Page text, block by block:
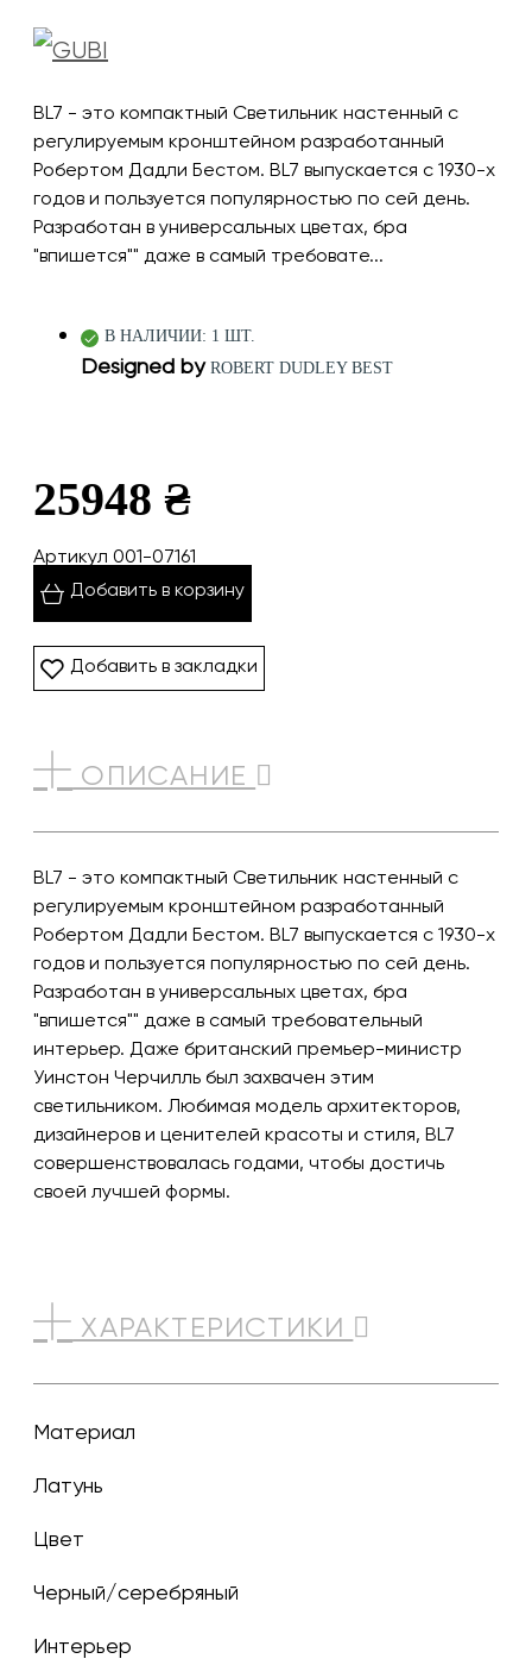
BL7 - это компактный Светильник настенный с
регулируемым кронштейном разработанный
Робертом Дадли Бестом. BL7 выпускается с 1930-х
годов и пользуется популярностью по сей день.
Разработан в универсальных цветах, бра
"впишется"" даже в самый требовате...
В НАЛИЧИИ: 1 ШТ.
Designed by ROBERT DUDLEY BEST
25948 ₴
Артикул 001-07161
Добавить в корзину
Добавить в закладки
ОПИСАНИЕ
BL7 - это компактный Светильник настенный с
регулируемым кронштейном разработанный
Робертом Дадли Бестом. BL7 выпускается с 1930-х
годов и пользуется популярностью по сей день.
Разработан в универсальных цветах, бра
"впишется"" даже в самый требовательный
интерьер. Даже британский премьер-министр
Уинстон Черчилль был захвачен этим
светильником. Любимая модель архитекторов,
дизайнеров и ценителей красоты и стиля, BL7
совершенствовалась годами, чтобы достичь
своей лучшей формы.
ХАРАКТЕРИСТИКИ
Материал
Латунь
Цвет
черный/серебряный
Интерьер